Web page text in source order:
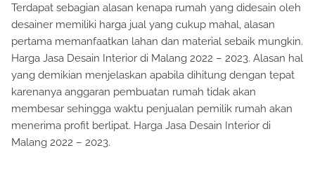
Terdapat sebagian alasan kenapa rumah yang didesain oleh
desainer memiliki harga jual yang cukup mahal, alasan
pertama memanfaatkan lahan dan material sebaik mungkin.
Harga Jasa Desain Interior di Malang 2022 – 2023. Alasan hal
yang demikian menjelaskan apabila dihitung dengan tepat
karenanya anggaran pembuatan rumah tidak akan
membesar sehingga waktu penjualan pemilik rumah akan
menerima profit berlipat. Harga Jasa Desain Interior di
Malang 2022 – 2023.